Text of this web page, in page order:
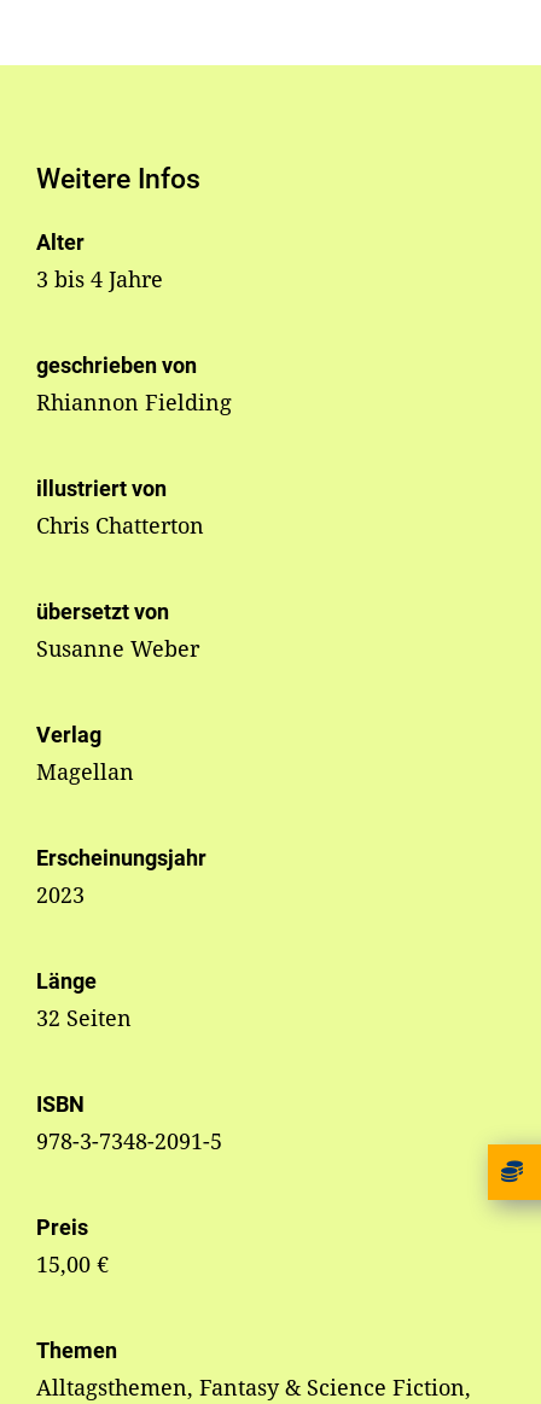
Weitere Infos
Alter
3 bis 4 Jahre
geschrieben von
Rhiannon Fielding
illustriert von
Chris Chatterton
übersetzt von
Susanne Weber
Verlag
Magellan
Erscheinungsjahr
2023
Länge
32 Seiten
ISBN
978-3-7348-2091-5
Preis
15,00 €
Themen
Alltagsthemen, Fantasy & Science Fiction,